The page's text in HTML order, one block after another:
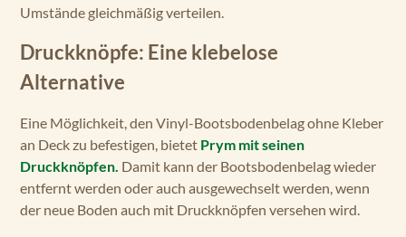
Umstände gleichmäßig verteilen.
Druckknöpfe: Eine klebelose
Alternative
Eine Möglichkeit, den Vinyl-Bootsbodenbelag ohne Kleber
an Deck zu befestigen, bietet Prym mit seinen
Druckknöpfen. Damit kann der Bootsbodenbelag wieder
entfernt werden oder auch ausgewechselt werden, wenn
der neue Boden auch mit Druckknöpfen versehen wird.